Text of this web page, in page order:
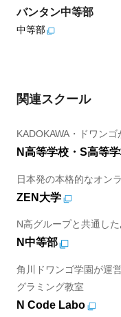
バンタン中等部
中等部
関連スクール
KADOKAWA・ドワン
N高等学校・S高等
日本発の本格的なオン
ZEN大学
N高グループと共通し
N中等部
角川ドワンゴ学園が運
グラミング教室
N Code Labo